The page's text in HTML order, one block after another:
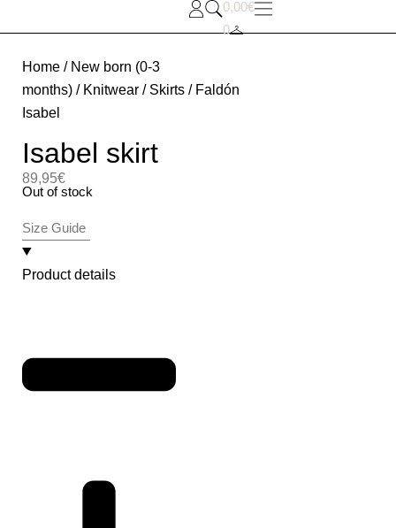
0,00€
0
Home / New born (0-3
months) / Knitwear / Skirts / Faldón
Isabel
Isabel skirt
89,95€
Out of stock
Size Guide
Product details